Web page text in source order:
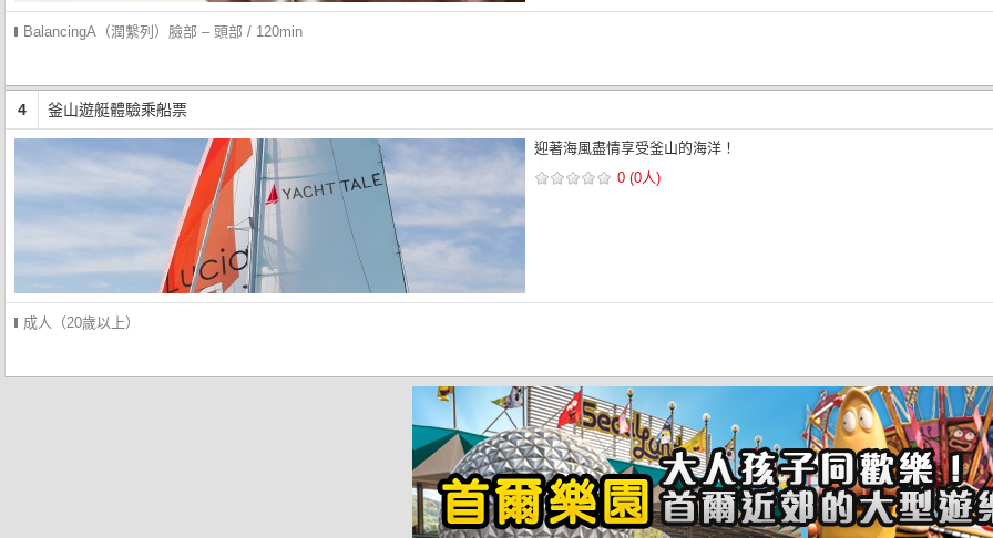
BalancingA（潤繫列）臉部 – 頭部 / 120min
4 釜山遊艇體驗乘船票
迎著海風盡情享受釜山的海洋！
0 (0人)
成人（20歲以上）